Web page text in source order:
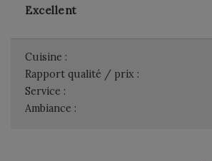
Excellent
Cuisine :
Rapport qualité / prix :
Service :
Ambiance :